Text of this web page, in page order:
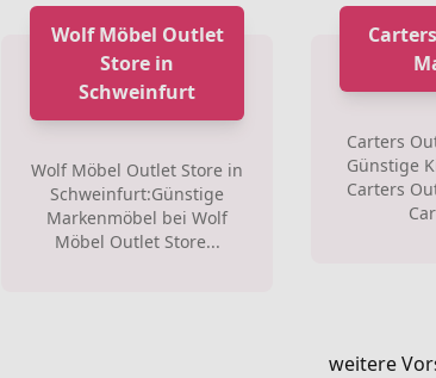
Wolf Möbel Outlet
Store in
Schweinfurt
Wolf Möbel Outlet Store in
Schweinfurt:Günstige
Markenmöbel bei Wolf
Möbel Outlet Store...
Carters
Günstige
Carters
weitere